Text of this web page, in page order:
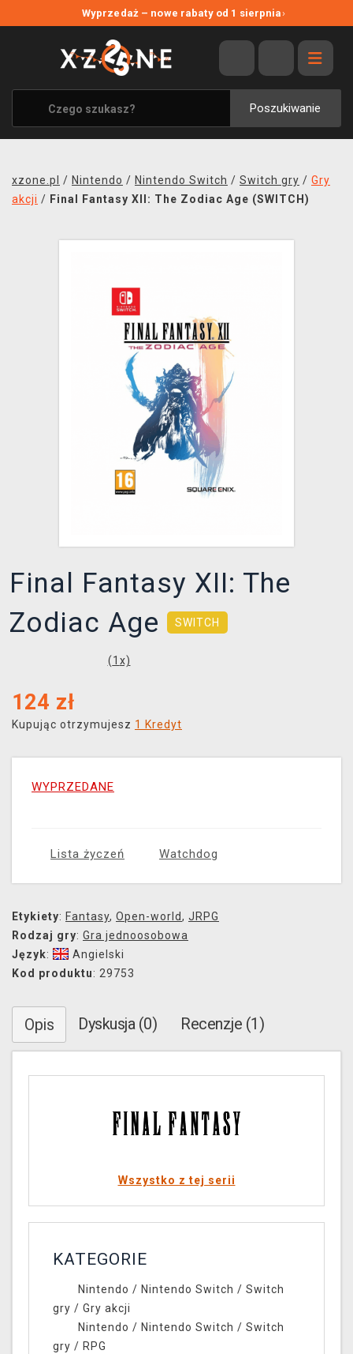
Wyprzedaż – nowe rabaty od 1 sierpnia›
Poszukiwanie
WYPRZEDAŻ
WSZYSTKIE MARKI
XZONE ORIGINALS
UBRANIA I AKCESORIA
SOUNDTRACKI
xzone.pl / Nintendo / Nintendo Switch / Switch gry / Gry
akcji / Final Fantasy XII: The Zodiac Age (SWITCH)
Final Fantasy XII: The
Zodiac Age
SWITCH
(1 x)
124 zł
Kupując otrzymujesz 1 Kredyt
WYPRZEDANE
Lista życzeń Watchdog
Etykiety: Fantasy, Open-world, JRPG
Rodzaj gry: Gra jednoosobowa
Język:
Angielski
Kod produktu: 29753
Opis Dyskusja (0) Recenzje (1)
Wszystko z tej serii
KATEGORIE
Nintendo / Nintendo Switch / Switch
gry / Gry akcji
Nintendo / Nintendo Switch / Switch
gry / RPG